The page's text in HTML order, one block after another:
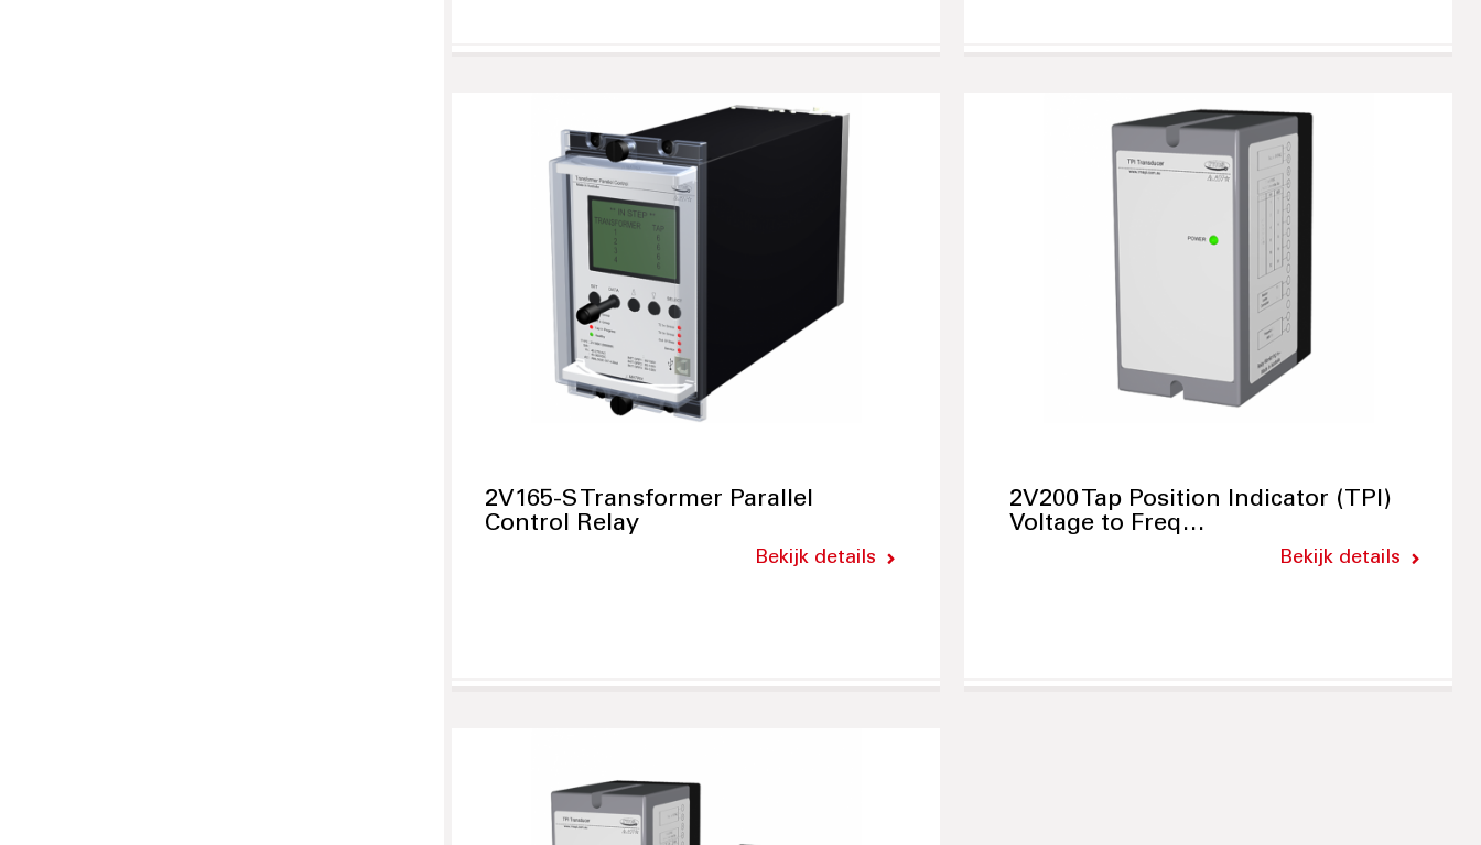
2V165-S Transformer Parallel
Control Relay
Bekijk details
2V200 Tap Position Indicator (TPI)
Voltage to Freq…
Bekijk details